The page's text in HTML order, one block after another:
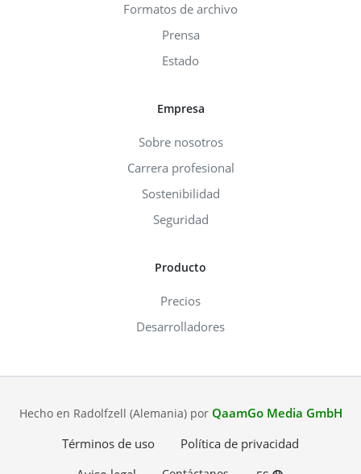
Formatos de archivo
Prensa
Estado
Empresa
Sobre nosotros
Carrera profesional
Sostenibilidad
Seguridad
Producto
Precios
Desarrolladores
Hecho en Radolfzell (Alemania) por QaamGo Media GmbH
Términos de uso
Política de privacidad